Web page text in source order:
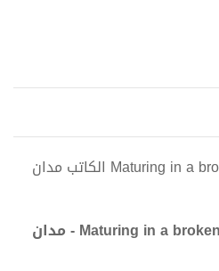
تحميل كتاب Maturing in a broken house pdf الكاتب مدان
تحميل كتاب Maturing in a broken house PDF - مدان